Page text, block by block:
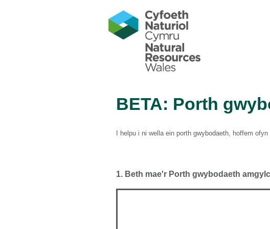
BETA: Porth
I helpu i ni wella ein porth gwybodaeth, hoffem
1. Beth mae'r Porth gwybodaeth